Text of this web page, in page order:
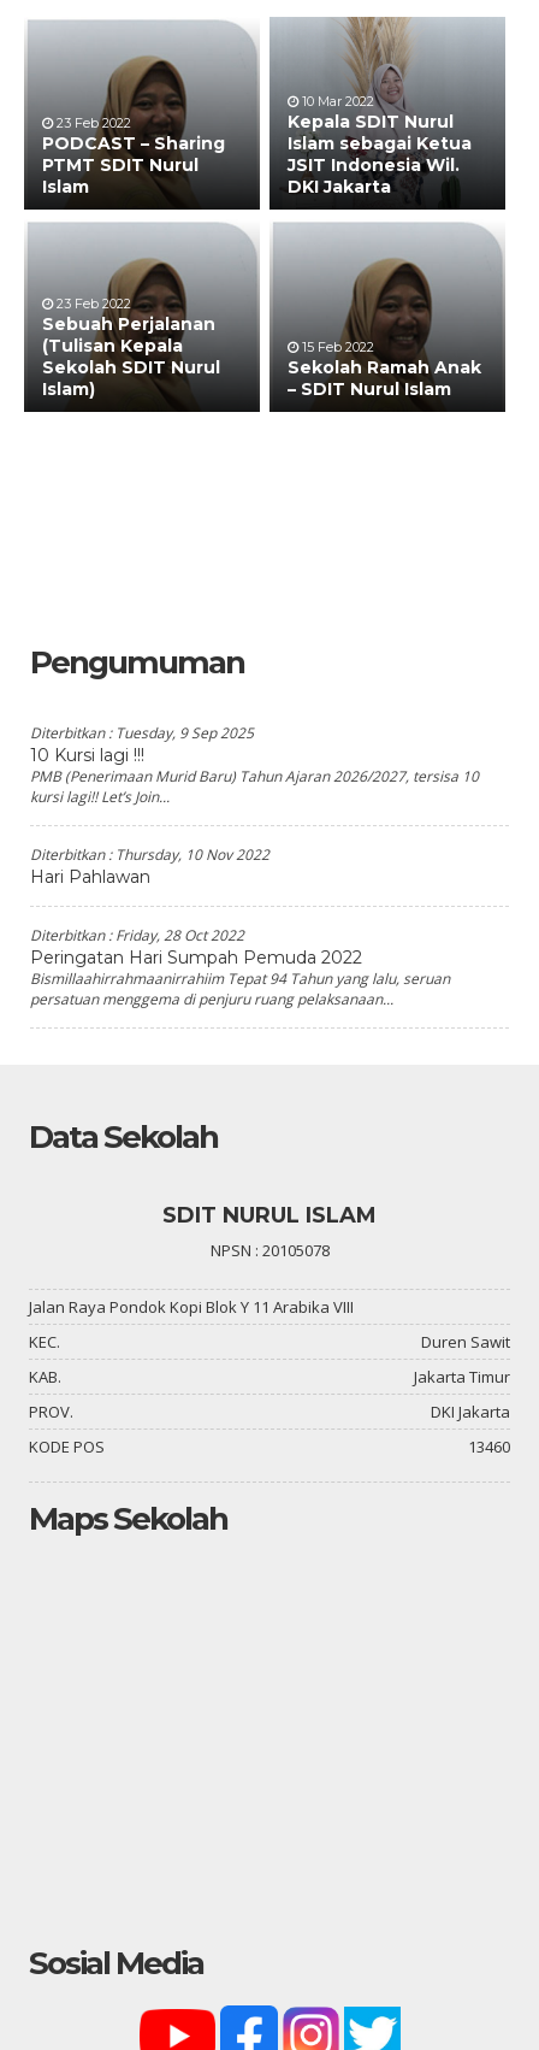
23 Feb 2022
PODCAST – Sharing
PTMT SDIT Nurul
Islam
10 Mar 2022
Kepala SDIT Nurul
Islam sebagai Ketua
JSIT Indonesia Wil.
DKI Jakarta
23 Feb 2022
Sebuah Perjalanan
(Tulisan Kepala
Sekolah SDIT Nurul
Islam)
15 Feb 2022
Sekolah Ramah Anak
– SDIT Nurul Islam
Pengumuman
Diterbitkan : Tuesday, 9 Sep 2025
10 Kursi lagi !!!
PMB (Penerimaan Murid Baru) Tahun Ajaran 2026/2027, tersisa 10
kursi lagi!! Let’s Join...
Diterbitkan : Thursday, 10 Nov 2022
Hari Pahlawan
Diterbitkan :Friday, 28 Oct 2022
Peringatan Hari Sumpah Pemuda 2022
Bismillaahirrahmaanirrahiim Tepat 94 Tahun yang lalu, seruan
persatuan menggema di penjuru ruang pelaksanaan...
Data Sekolah
SDIT NURUL ISLAM
NPSN : 20105078
Jalan Raya Pondok Kopi Blok Y 11 Arabika VIII
KEC.
Duren Sawit
KAB.
Jakarta Timur
PROV.
DKI Jakarta
KODE POS
13460
Maps Sekolah
Sosial Media